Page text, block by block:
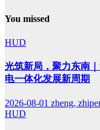
You missed
HUD
光筑新局，聚力东南
电一体化发展新周期
2026-08-01 zheng,
HUD